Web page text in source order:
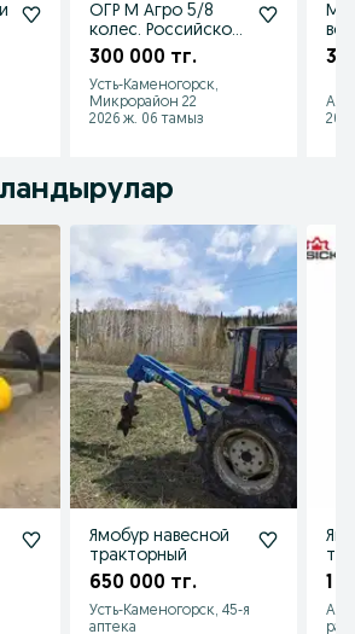
ОГР М Агро 5/8
колес. Российское
производство
300 000 тг.
Усть-Каменогорск,
Микрорайон 22
2026 ж. 06 тамыз
М
Ямобур навесной
тракторный
650 000 тг.
Усть-Каменогорск, 45-я
аптека
1